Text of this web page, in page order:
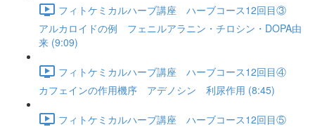
フィトケミカルハーブ講座 ハーブコース12回目③
アルカロイドの例 フェニルアラニン・チロシン・DOPA由
来 (9:09)
フィトケミカルハーブ講座 ハーブコース12回目④
カフェインの作用機序 アデノシン 利尿作用 (8:45)
フィトケミカルハーブ講座 ハーブコース12回目⑤